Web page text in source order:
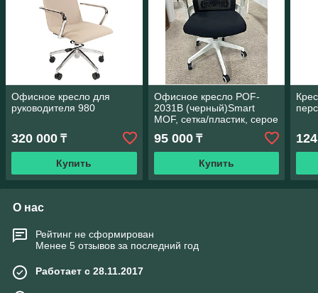
Офисное кресло для
руководителя 980
320 000 ₸
Купить
Офисное кресло POF-
2031B (черный)Smart
MOF, сетка/пластик, серое
— вентиляция спины и
комфорт
95 000₸
Купить
О нас
Рейтинг не сформирован
Менее 5 отзывов за последний год
Работает с 28.11.2017